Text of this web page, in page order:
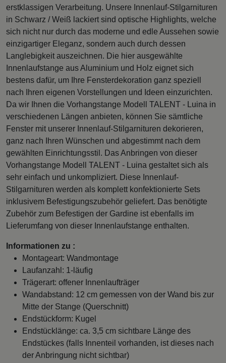
erstklassigen Verarbeitung. Unsere Innenlauf-Stilgarnituren
in Schwarz / Weiß lackiert sind optische Highlights, welche
sich nicht nur durch das moderne und edle Aussehen sowie
einzigartiger Eleganz, sondern auch durch dessen
Langlebigkeit auszeichnen. Die hier ausgewählte
Innenlaufstange aus Aluminium und Holz eignet sich
bestens dafür, um Ihre Fensterdekoration ganz speziell
nach Ihren eigenen Vorstellungen und Ideen einzurichten.
Da wir Ihnen die Vorhangstange Modell TALENT - Luina in
verschiedenen Längen anbieten, können Sie sämtliche
Fenster mit unserer Innenlauf-Stilgarnituren dekorieren,
ganz nach Ihren Wünschen und abgestimmt nach dem
gewählten Einrichtungsstil. Das Anbringen von dieser
Vorhangstange Modell TALENT - Luina gestaltet sich als
sehr einfach und unkompliziert. Diese Innenlauf-
Stilgarnituren werden als komplett konfektionierte Sets
inklusivem Befestigungszubehör geliefert. Das benötigte
Zubehör zum Befestigen der Gardine ist ebenfalls im
Lieferumfang von dieser Innenlaufstange enthalten.
Informationen zu :
Montageart: Wandmontage
Laufanzahl: 1-läufig
Trägerart: offener Innenlaufträger
Wandabstand: 12 cm gemessen von der Wand bis zur
Mitte der Stange (Querschnitt)
Endstückform: Kugel
Endstücklänge: ca. 3,5 cm sichtbare Länge des
Endstückes (falls Innenteil vorhanden, ist dieses nach
der Anbringung nicht sichtbar)